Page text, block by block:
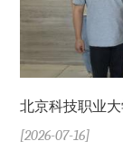
北京科技职业
[2026-07-16]